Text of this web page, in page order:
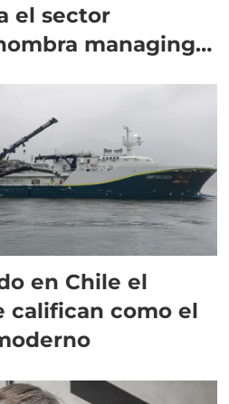
el sector
managing
en Chile el
califican como el